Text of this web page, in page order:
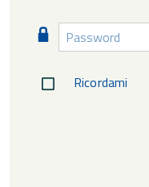
Password
Ricordami